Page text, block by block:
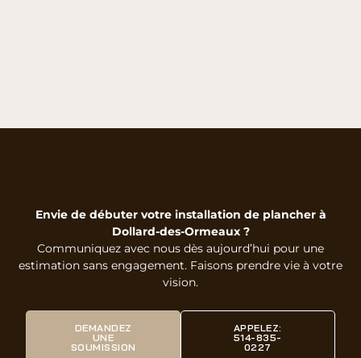
Envie de débuter votre installation de plancher à
Dollard-des-Ormeaux ?
Communiquez avec nous dès aujourd’hui pour une
estimation sans engagement. Faisons prendre vie à votre
vision.
DEMANDEZ
UNE
SOUMISSION
APPELEZ:
514-835-
0227